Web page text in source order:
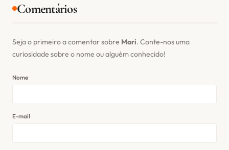
Comentários
Seja o primeiro a comentar sobre Mari. Conte-nos uma
curiosidade sobre o nome ou alguém conhecido!
Nome
E-mail